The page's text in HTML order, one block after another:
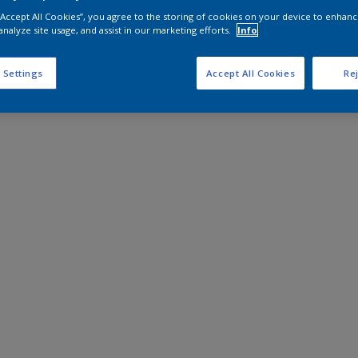
All Cookies”, you agree to the storing of cookies on your device to
site usage, and assist in our marketing efforts.
Info
Settings Accept All Cookies